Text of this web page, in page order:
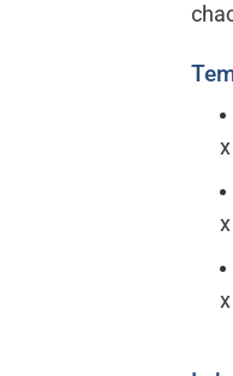
x
x
x